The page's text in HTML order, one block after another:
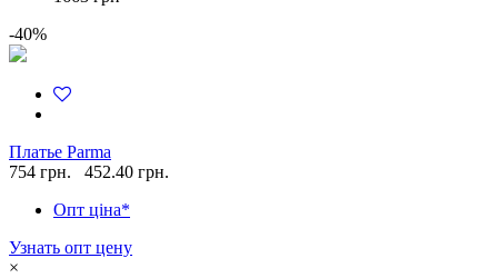
-40%
Платье Parma
754 грн.
452.40 грн.
Опт ціна*
Узнать опт цену
×